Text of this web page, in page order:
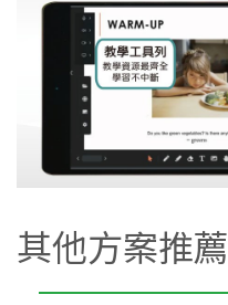
其他方案推薦